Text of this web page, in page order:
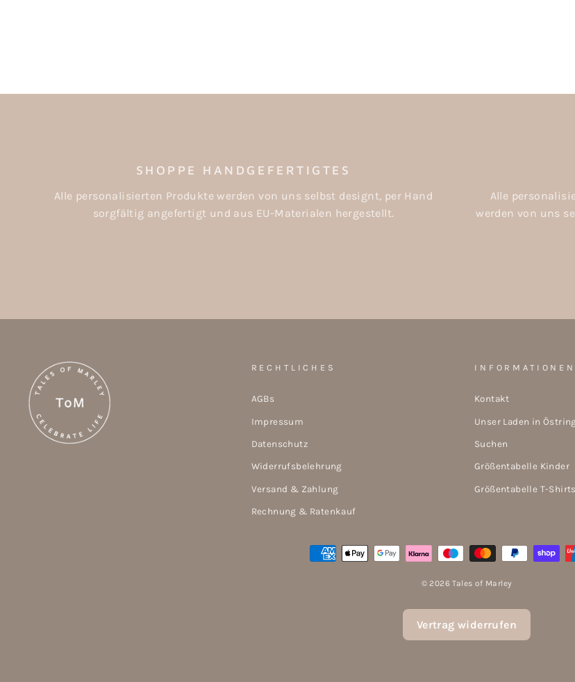
SHOPPE HANDGEFERTIGTES
Alle personalisierten Produkte werden von uns selbst designt, per Hand
sorgfältig angefertigt und aus EU-Materialen hergestellt.
Alle
werden von uns
RECHTLICHES
AGBs
Impressum
Datenschutz
Widerrufsbelehrung
Versand & Zahlung
Rechnung & Ratenkauf
INFORMATIONEN
Kontakt
Unser Laden in
Suchen
Größentabelle Kinder
Größentabelle T-Shirts
© 2026 Tales of Marley
Vertrag widerrufen